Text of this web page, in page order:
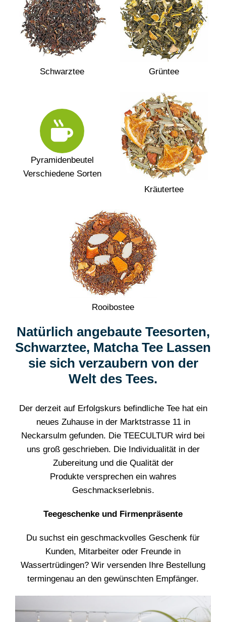
Schwarztee Grüntee
Pyramidenbeutel
Verschiedene Sorten
Kräutertee
Rooibostee
Natürlich angebaute Teesorten,
Schwarztee, Matcha Tee Lassen
sie sich verzaubern von der
Welt des Tees.
Der derzeit auf Erfolgskurs befindliche Tee hat ein
neues Zuhause in der Marktstrasse 11 in
Neckarsulm gefunden. Die TEECULTUR wird bei
uns groß geschrieben. Die Individualität in der
Zubereitung und die Qualität der
Produkte versprechen ein wahres
Geschmackserlebnis.
Teegeschenke und Firmenpräsente
Du suchst ein geschmackvolles Geschenk für
Kunden, Mitarbeiter oder Freunde in
Wassertrüdingen? Wir versenden Ihre Bestellung
termingenau an den gewünschten Empfänger.